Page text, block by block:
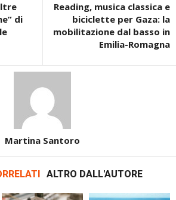
di
Reading, musica classica e
biciclette per Gaza: la
mobilitazione dal basso in
Emilia-Romagna
Martina Santoro
ALTRO DALL'AUTORE